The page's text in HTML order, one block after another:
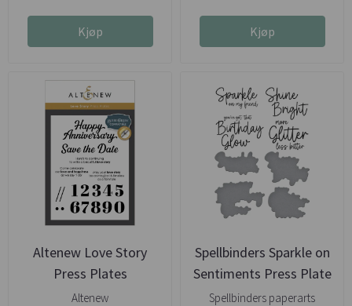
Kjøp Kjøp
Altenew Love Story
Press Plates
Altenew
Spellbinders Sparkle on
Sentiments Press Plate
& ...
Spellbinders paperarts